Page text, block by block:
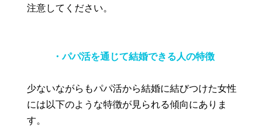
注意してください。
・パパ活を通じて結婚できる人の特徴
少ないながらもパパ活から結婚に結びつけた女性
には以下のような特徴が見られる傾向にありま
す。